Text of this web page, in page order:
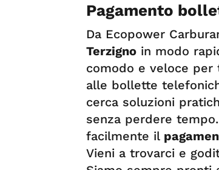
Pagamento
Da Ecopower
Terzigno in modo
comodo e veloce per
alle bollette
cerca soluzioni
senza perdere
facilmente il
Vieni a trovarci e